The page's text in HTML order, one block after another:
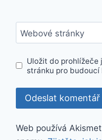
Webové stránky
Uložit do prohlížeče
stránku pro budoucí
Web používá